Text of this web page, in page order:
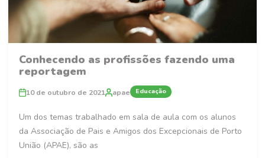
Conhecendo as profissões fazendo uma
reportagem
10 de outubro de 2021 apae Educação
Um dos temas trabalhado em sala de aula com os alunos
da Associação de Pais e Amigos dos Excepcionais de Porto
União (APAE), são as